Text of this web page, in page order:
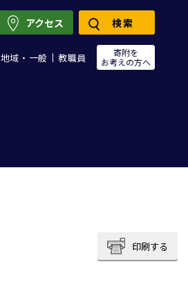
地域・一般 教職員
寄附を
お考えの方へ
アクセス 検索
印刷する